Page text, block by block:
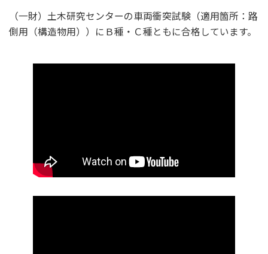
（一財）土木研究センターの車両衝突試験（適用箇所：路
側用（構造物用））にＢ種・Ｃ種ともに合格しています。